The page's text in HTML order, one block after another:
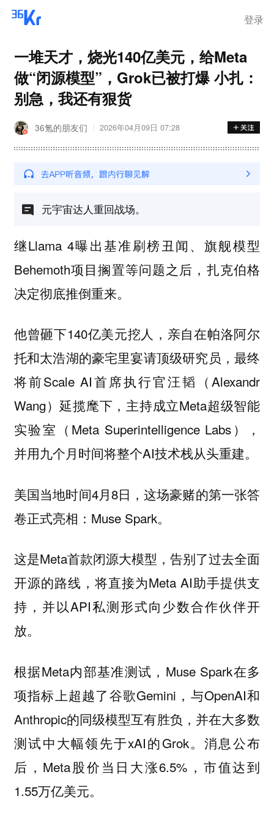
登录
一堆天才，烧光140亿美元，给Meta
做“闭源模型”，Grok已被打爆 小扎：
别急，我还有狠货
36氪的朋友们 2026年04月09日 07:28
元宇宙达人重回战场。
继Llama 4曝出基准刷榜丑闻、旗舰模型
Behemoth项目搁置等问题之后，扎克伯格
决定彻底推倒重来。
他曾砸下140亿美元挖人，亲自在帕洛阿尔
托和太浩湖的豪宅里宴请顶级研究员，最终
将前Scale AI首席执行官汪韬（Alexandr
Wang）延揽麾下，主持成立Meta超级智能
实验室（Meta Superintelligence Labs），
并用九个月时间将整个AI技术栈从头重建。
美国当地时间4月8日，这场豪赌的第一张答
卷正式亮相：Muse Spark。
这是Meta首款闭源大模型，告别了过去全面
开源的路线，将直接为Meta AI助手提供支
持，并以API私测形式向少数合作伙伴开
放。
根据Meta内部基准测试，Muse Spark在多
项指标上超越了谷歌Gemini，与OpenAI和
Anthropic的同级模型互有胜负，并在大多数
测试中大幅领先于xAI的Grok。消息公布
后，Meta股价当日大涨6.5%，市值达到
1.55万亿美元。